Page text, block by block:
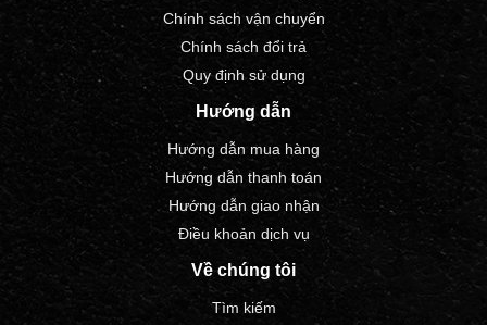
Chính sách vận chuyển
Chính sách đổi trả
Quy định sử dụng
Hướng dẫn
Hướng dẫn mua hàng
Hướng dẫn thanh toán
Hướng dẫn giao nhận
Điều khoản dịch vụ
Về chúng tôi
Tìm kiếm